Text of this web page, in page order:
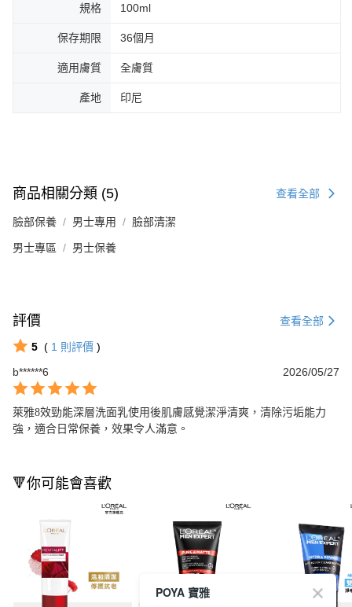
規格 100ml
保存期限 36個月
適用膚質 全膚質
產地 印尼
商品相關分類 (5) 查看全部
臉部保養 男士專用 臉部清潔
男士專區 男士保養
評價 查看全部
5 ( 1 則評價 )
b******6
2026/05/27
萊雅8效勁能深層洗面乳使用後肌膚感覺潔淨清爽，清除污垢能力
強，適合日常保養，效果令人滿意。
🔻你可能會喜歡
POYA 寶雅